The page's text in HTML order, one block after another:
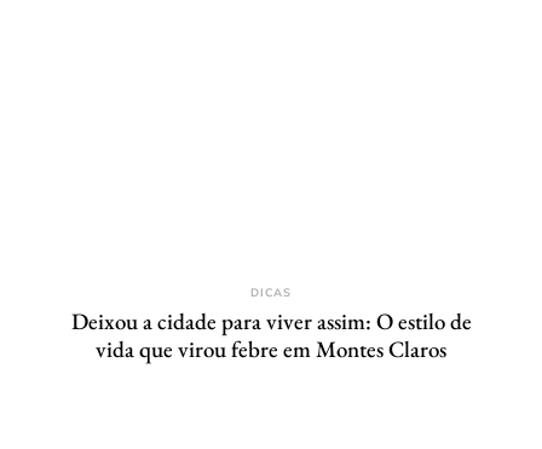
DICAS
Deixou a cidade para viver assim: O estilo de
vida que virou febre em Montes Claros